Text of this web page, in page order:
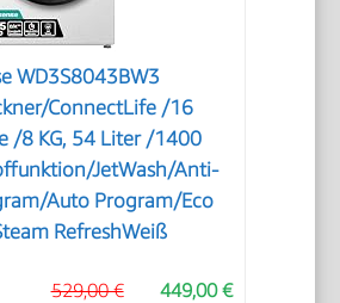
WD3S8043BW3
ConnectLife /16
/8 KG, 54 Liter /1400
JetWash/Anti-
Auto Program/Eco
RefreshWeiß
449,00 €
529,00 €